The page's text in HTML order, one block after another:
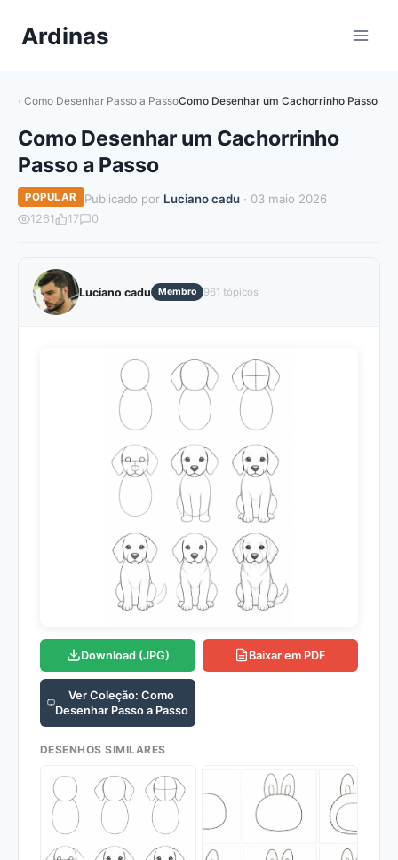
paraArdinas
Como Desenhar Passo a PassoComo Desenhar um Cachorrinho Passo a
Como Desenhar um Cachorrinho
Passo a Passo
POPULAR Publicado por Luciano cadu· 03 maio 2026
1261 17 0
Luciano cadu Membro 961 tópicos
Download (JPG) Baixar em PDF
Ver Coleção: Como
Desenhar Passo a Passo
DESENHOS SIMILARES